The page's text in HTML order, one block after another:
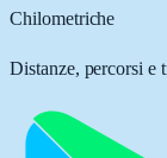
Chilometriche
Distanze, percorsi e